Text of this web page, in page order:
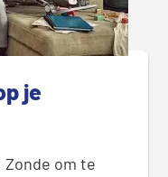
je
om te